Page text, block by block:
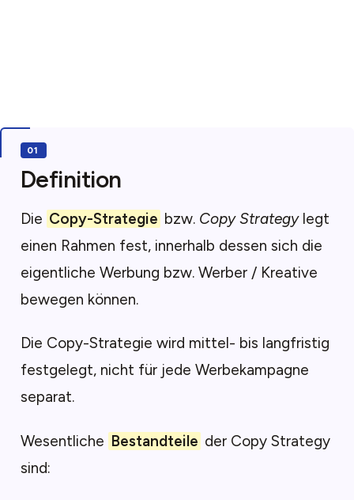
Definition
Die Copy-Strategie bzw. Copy Strategylegt
einen Rahmen fest, innerhalb dessen sich die
eigentliche Werbung bzw. Werber / Kreative
bewegen können.
Die Copy-Strategie wird mittel- bis langfristig
festgelegt, nicht für jede Werbekampagne
separat.
Wesentliche Bestandteile der Copy Strategy
sind: